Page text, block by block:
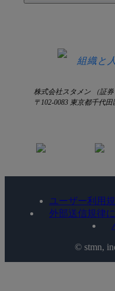
組織と
株式会社スタメン （証
〒102-0083 東京都千代
ユーザー利用
外部送信規律
©️ stmn,